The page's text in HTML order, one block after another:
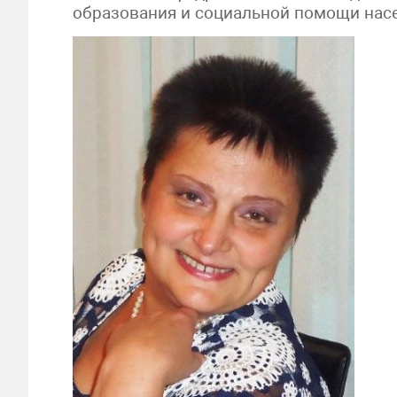
образования и социальной помощи